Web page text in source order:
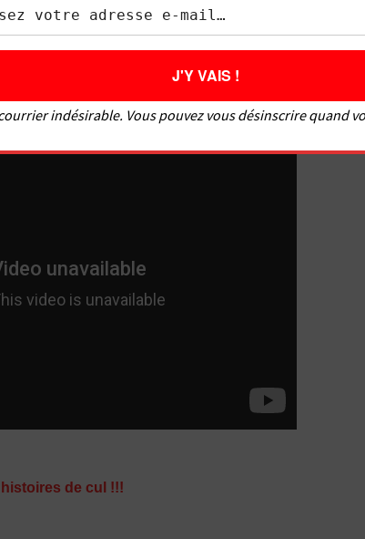
et donnez-moi votre avis sur le gaz
de cul !!!
indésirable. Vous pouvez vous désinscrire quand